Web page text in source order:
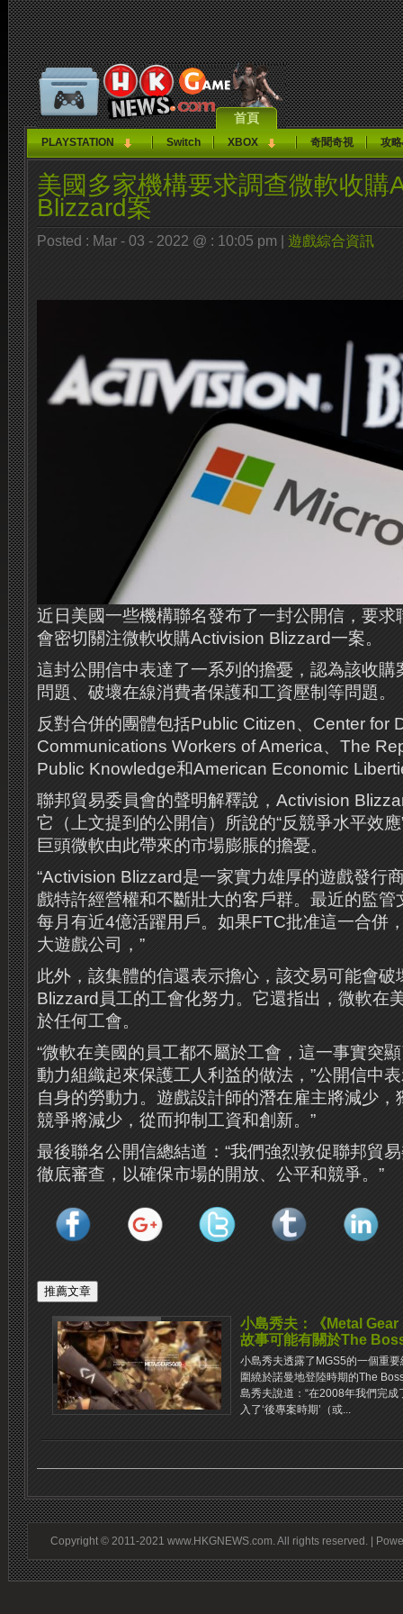
首頁
PLAYSTATION Switch XBOX 奇聞奇視 攻
美國多家機構要求調查微軟收購
Blizzard案
Posted : Mar - 03 - 2022 @ : 10:05 pm | 遊戲綜合資訊
近日美國一些機構聯名發布了一封公開信，要
會密切關注微軟收購Activision Blizzard一案。
這封公開信中表達了一系列的擔憂，認為該收購
問題、破壞在線消費者保護和工資壓制等問題。
反對合併的團體包括Public Citizen、Center for
Communications Workers of America、The
Public Knowledge和American Economic
聯邦貿易委員會的聲明解釋說，Activision
它（上文提到的公開信）所說的“反競爭水平效
巨頭微軟由此帶來的市場膨脹的擔憂。
“Activision Blizzard是一家實力雄厚的遊戲發行
戲特許經營權和不斷壯大的客戶群。最近的監
每月有近4億活躍用戶。如果FTC批准這一合併
大遊戲公司，”
此外，該集體的信還表示擔心，該交易可能會
Blizzard員工的工會化努力。它還指出，微軟在
於任何工會。
“微軟在美國的員工都不屬於工會，這一事實突
動力組織起來保護工人利益的做法，”公開信中
自身的勞動力。遊戲設計師的潛在雇主將減少
競爭將減少，從而抑制工資和創新。”
最後聯名公開信總結道：“我們強烈敦促聯邦貿
徹底審查，以確保市場的開放、公平和競爭。”
小島秀夫：《Metal
故事可能有關於The
小島秀夫透露了MGS5的一個重
圍繞於諾曼地登陸時期的The
島秀夫說道：“在2008年我們完
入了‘後專案時期’（或...
Copyright © 2011-2021 www.HKGNEWS.com. All rights reserved. |